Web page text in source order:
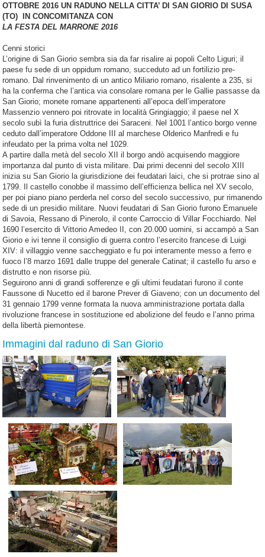
OTTOBRE 2016 UN RADUNO NELLA CITTA’ DI SAN GIORIO DI SUSA
(TO) IN CONCOMITANZA CON
LA FESTA DEL MARRONE 2016
Cenni storici
L’origine di San Giorio sembra sia da far risalire ai popoli Celto Liguri; il
paese fu sede di un oppidum romano, succeduto ad un fortilizio pre-
romano. Dal rinvenimento di un antico Miliario romano, risalente a 235, si
ha la conferma che l’antica via consolare romana per le Gallie passasse da
San Giorio; monete romane appartenenti all’epoca dell’imperatore
Massenzio vennero poi ritrovate in località Gringiaggio; il paese nel X
secolo subì la furia distruttrice dei Saraceni. Nel 1001 l’antico borgo venne
ceduto dall’imperatore Oddone III al marchese Olderico Manfredi e fu
infeudato per la prima volta nel 1029.
A partire dalla metà del secolo XII il borgo andò acquisendo maggiore
importanza dal punto di vista militare. Dai primi decenni del secolo XIII
inizia su San Giorio la giurisdizione dei feudatari laici, che si protrae sino al
1799. Il castello conobbe il massimo dell’efficienza bellica nel XV secolo,
per poi piano piano perderla nel corso del secolo successivo, pur rimanendo
sede di un presidio militare. Nuovi feudatari di San Giorio furono Emanuele
di Savoia, Ressano di Pinerolo, il conte Carroccio di Villar Focchiardo. Nel
1690 l’esercito di Vittorio Amedeo II, con 20.000 uomini, si accampò a San
Giorio e ivi tenne il consiglio di guerra contro l’esercito francese di Luigi
XIV: il villaggio venne saccheggiato e fu poi interamente messo a ferro e
fuoco l’8 marzo 1691 dalle truppe del generale Catinat; il castello fu arso e
distrutto e non risorse più.
Seguirono anni di grandi sofferenze e gli ultimi feudatari furono il conte
Faussone di Nucetto ed il barone Prever di Giaveno; con un documento del
31 gennaio 1799 venne formata la nuova amministrazione portata dalla
rivoluzione francese in sostituzione ed abolizione del feudo e l’anno prima
della libertà piemontese.
Immagini dal raduno di San Giorio